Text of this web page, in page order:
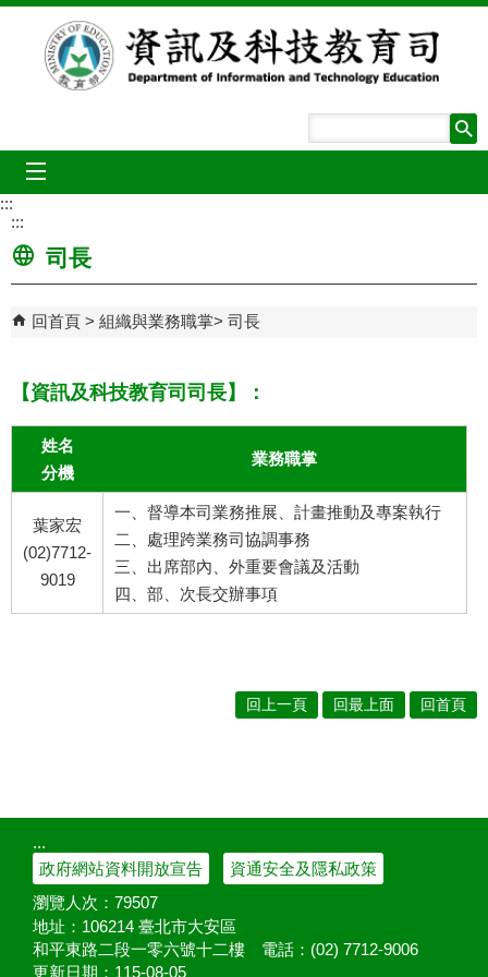
跳到主要內容區塊
:::
:::
司長
回首頁 組織與業務職掌 司長
【資訊及科技教育司司長】：
姓名
分機
業務職掌
葉家宏
(02)7712-
9019
一、督導本司業務推展、計畫推動及專案執行
二、處理跨業務司協調事務
三、出席部內、外重要會議及活動
四、部、次長交辦事項
回上一頁 回最上面 回首頁
:::
政府網站資料開放宣告
資通安全及隱私政策
瀏覽人次： 79507
地址：106214 臺北市大安區
和平東路二段一零六號十二樓 電話：(02) 7712-9006
更新日期： 115-08-05